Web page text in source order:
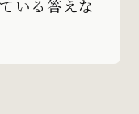
いる答えな